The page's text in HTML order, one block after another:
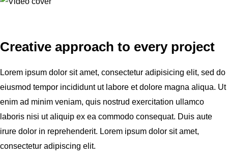
Creative approach to every project
Lorem ipsum dolor sit amet, consectetur adipisicing elit, sed do
eiusmod tempor incididunt ut labore et dolore magna aliqua. Ut
enim ad minim veniam, quis nostrud exercitation ullamco
laboris nisi ut aliquip ex ea commodo consequat. Duis aute
irure dolor in reprehenderit. Lorem ipsum dolor sit amet,
consectetur adipiscing elit.